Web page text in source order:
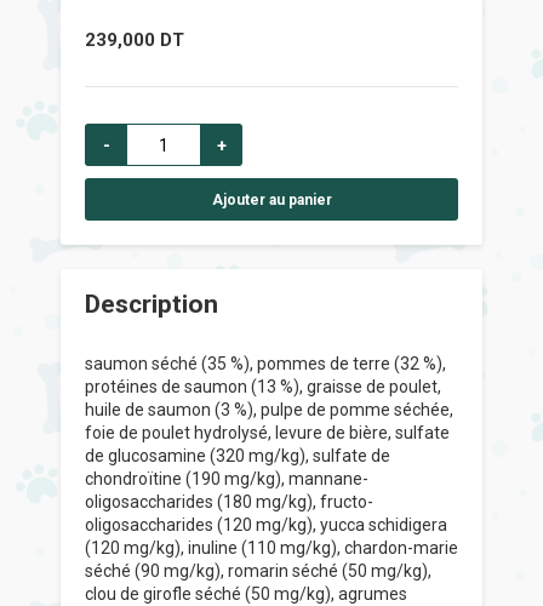
239,000 DT
- +
Ajouter au panier
Description
saumon séché (35 %), pommes de terre (32 %),
protéines de saumon (13 %), graisse de poulet,
huile de saumon (3 %), pulpe de pomme séchée,
foie de poulet hydrolysé, levure de bière, sulfate
de glucosamine (320 mg/kg), sulfate de
chondroïtine (190 mg/kg), mannane-
oligosaccharides (180 mg/kg), fructo-
oligosaccharides (120 mg/kg), yucca schidigera
(120 mg/kg), inuline (110 mg/kg), chardon-marie
séché (90 mg/kg), romarin séché (50 mg/kg),
clou de girofle séché (50 mg/kg), agrumes